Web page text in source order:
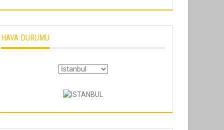
HAVA DURUMU